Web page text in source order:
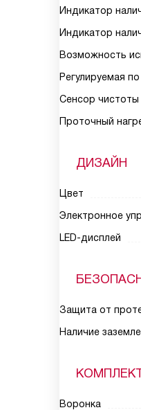
Индикатор
Индикатор
Возможность
Регулируемая
Сенсор
Проточный
ДИЗАЙН
Цвет
Электронное
LED-дисплей
Защита от
Наличие
Воронка